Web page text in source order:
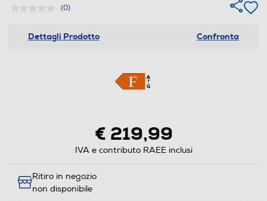
(0)
Dettagli Prodotto Confronta
€ 219,99
IVA e contributo RAEE inclusi
Ritiro in negozio
non disponibile